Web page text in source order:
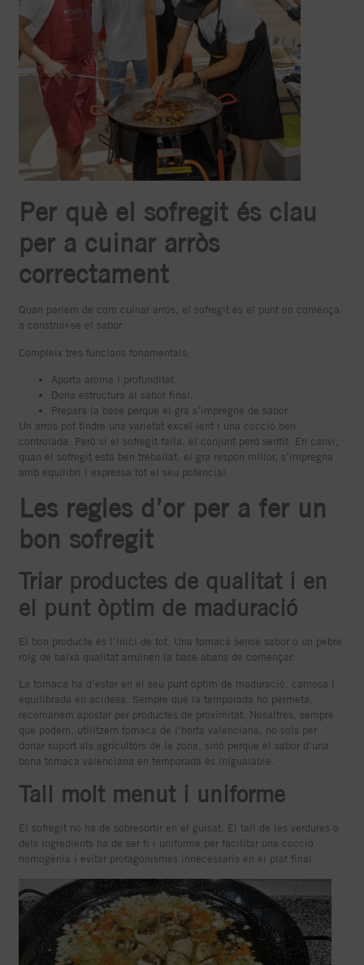
Per què el sofregit és clau
per a cuinar arròs
correctament
Quan parlem de com cuinar arròs, el sofregit és el punt on comença
a construir-se el sabor.
Compleix tres funcions fonamentals:
Aporta aroma i profunditat.
Dona estructura al sabor final.
Prepara la base perquè el gra s’impregne de sabor.
Un arròs pot tindre una varietat excel·lent i una cocció ben
controlada. Però si el sofregit falla, el conjunt perd sentit. En canvi,
quan el sofregit està ben treballat, el gra respon millor, s’impregna
amb equilibri i expressa tot el seu potencial.
Les regles d’or per a fer un
bon sofregit
Triar productes de qualitat i en
el punt òptim de maduració
El bon producte és l’inici de tot. Una tomaca sense sabor o un pebre
roig de baixa qualitat arruïnen la base abans de començar.
La tomaca ha d’estar en el seu punt òptim de maduració, carnosa i
equilibrada en acidesa. Sempre que la temporada ho permeta,
recomanem apostar per productes de proximitat. Nosaltres, sempre
que podem, utilitzem tomaca de l’horta valenciana, no sols per
donar suport als agricultors de la zona, sinó perquè el sabor d’una
bona tomaca valenciana en temporada és inigualable.
Tall molt menut i uniforme
El sofregit no ha de sobresortir en el guisat. El tall de les verdures o
dels ingredients ha de ser fi i uniforme per facilitar una cocció
homogènia i evitar protagonismes innecessaris en el plat final.